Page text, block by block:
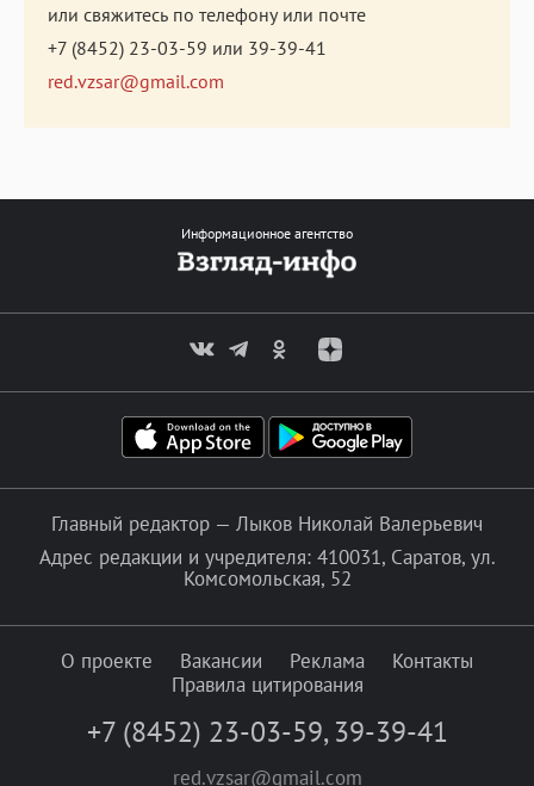
или свяжитесь по телефону или почте
+7 (8452) 23-03-59 или 39-39-41
red.vzsar@gmail.com
Информационное агентство
Главный редактор — Лыков Николай Валерьевич
Адрес редакции и учредителя: 410031, Саратов, ул.
Комсомольская, 52
О проекте Вакансии Реклама
Контакты
Правила цитирования
+7 (8452) 23-03-59, 39-39-41
red.vzsar@gmail.com